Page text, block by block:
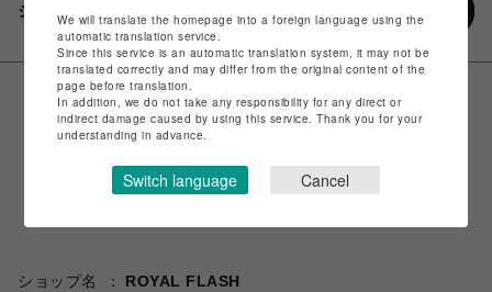
シェアする
ショップ名
ROYAL FLASH
We will translate the homepage into a foreign language using the
automatic translation service.
Since this service is an automatic translation system, it may not be
translated correctly and may differ from the original content of the
page before translation.
In addition, we do not take any responsibility for any direct or
indirect damage caused by using this service. Thank you for your
understanding in advance.
Switch language Cancel